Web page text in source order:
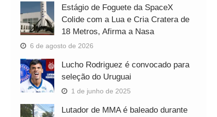
Estágio de Foguete da SpaceX
Colide com a Lua e Cria Cratera de
18 Metros, Afirma a Nasa
6 de agosto de 2026
Lucho Rodriguez é convocado para
seleção do Uruguai
1 de junho de 2025
Lutador de MMA é baleado durante